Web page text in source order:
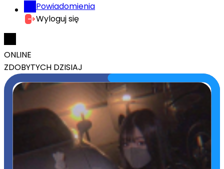
Powiadomienia
Wyloguj się
ONLINE
ZDOBYTYCH DZISIAJ